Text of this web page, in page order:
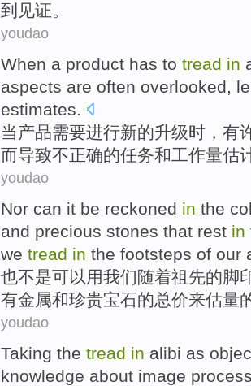
到见证。
youdao
When a product has to tread in
aspects are often overlooked,
estimates.
当产品需要进行新的升级时， 有
而导致不正确的任务和工作量估
youdao
Nor can it be reckoned in the
and precious stones that rest in
we tread in the footsteps of our
也不是可以用我们随着祖先的脚
有金属和珍贵宝石的总价来估量
youdao
Taking the tread in alibi as
knowledge about image